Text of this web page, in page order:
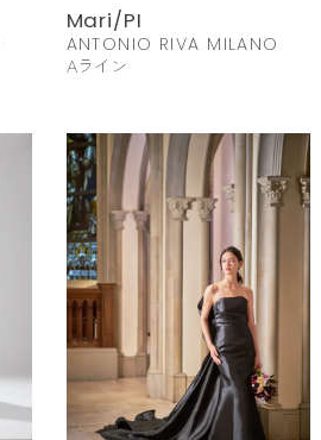
Mari/PI
ANTONIO RIVA MILANO
Aライン